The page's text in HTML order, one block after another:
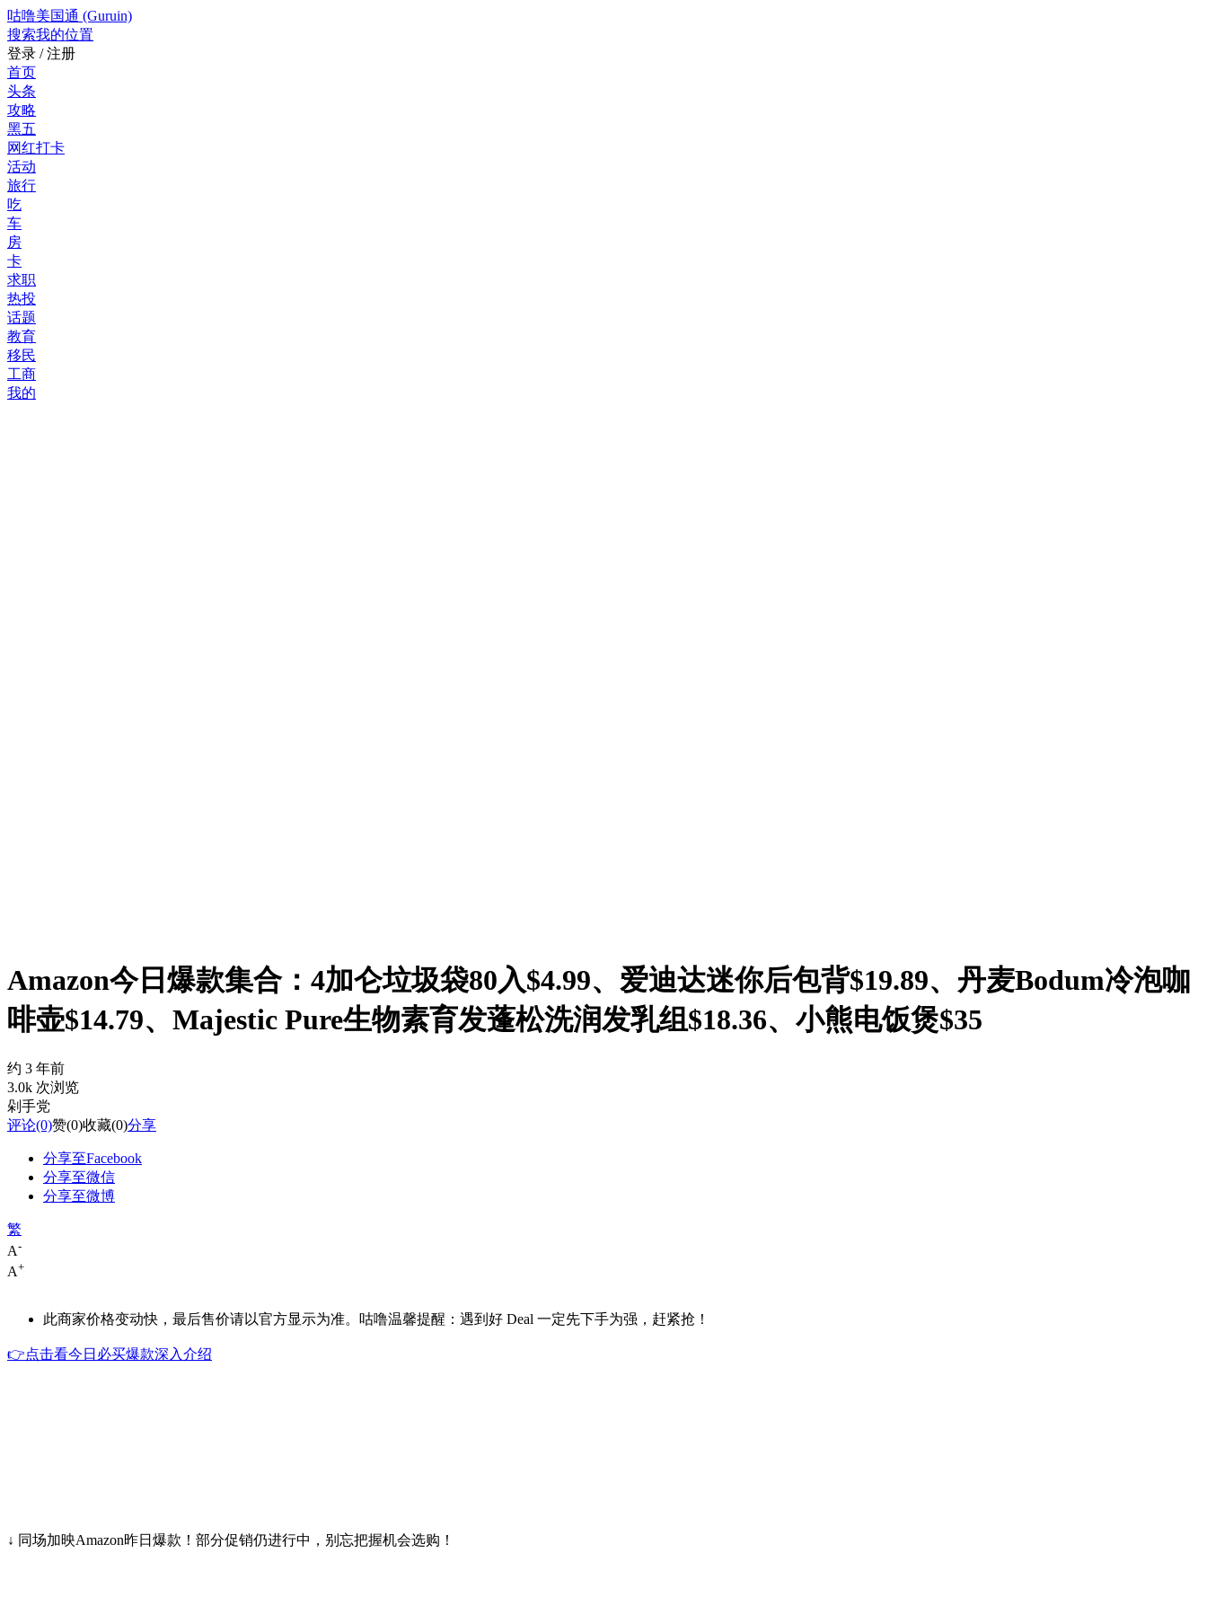
咕噜美国通 (Guruin)
搜索我的位置
登录 / 注册
首页
头条
攻略
黑五
网红打卡
活动
旅行
吃
车
房
卡
求职
热投
话题
教育
移民
工商
我的
Amazon今日爆款集合：4加仑垃圾袋80入$4.99、爱迪达迷你后包背$19.89、丹麦Bodum冷泡咖
啡壶$14.79、Majestic Pure生物素育发蓬松洗润发乳组$18.36、小熊电饭煲$35
约 3 年前
3.0k 次浏览
剁手党
评论(0)赞(0)收藏(0)分享
分享至Facebook
分享至微信
分享至微博
繁
A-
A+
此商家价格变动快，最后售价请以官方显示为准。咕噜温馨提醒：遇到好 Deal 一定先下手为强，赶紧抢！
👉点击看今日必买爆款深入介绍
↓ 同场加映Amazon昨日爆款！部分促销仍进行中，别忘把握机会选购！